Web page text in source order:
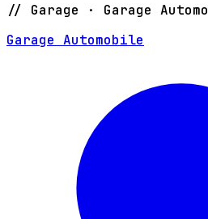
// Garage · Garage
Garage Automobile